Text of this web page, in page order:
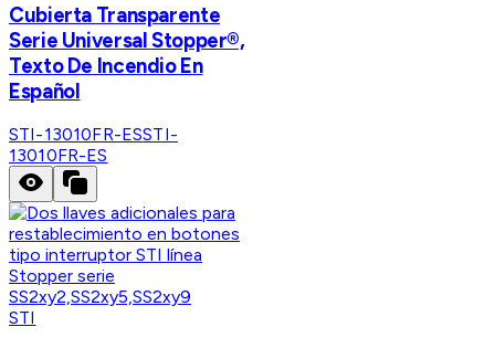
Cubierta Transparente
Serie Universal Stopper®,
Texto De Incendio En
Español
STI-13010FR-ESSTI-
13010FR-ES
STI